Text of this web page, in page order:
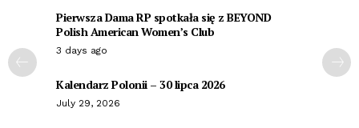
Pierwsza Dama RP spotkała się z BEYOND
Polish American Women’s Club
3 days ago
Kalendarz Polonii – 30 lipca 2026
July 29, 2026